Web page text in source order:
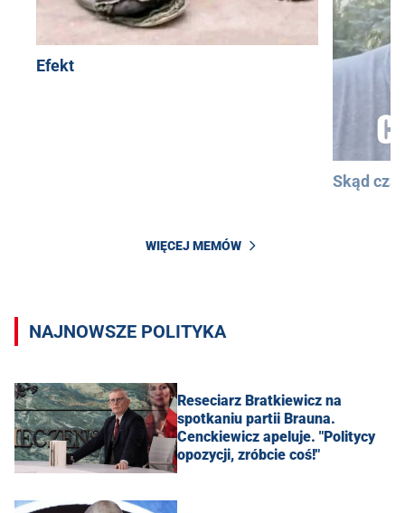
Efekt
Skąd
WIĘCEJ MEMÓW
NAJNOWSZE POLITYKA
Reseciarz Bratkiewicz na
spotkaniu partii Brauna.
Cenckiewicz apeluje. "Politycy
opozycji, zróbcie coś!"